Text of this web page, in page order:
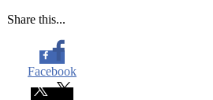
Share this...
Facebook